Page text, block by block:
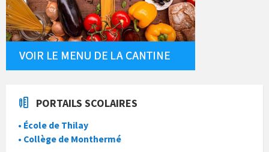
PORTAILS SCOLAIRES
• École de Thilay
• Collège de Monthermé